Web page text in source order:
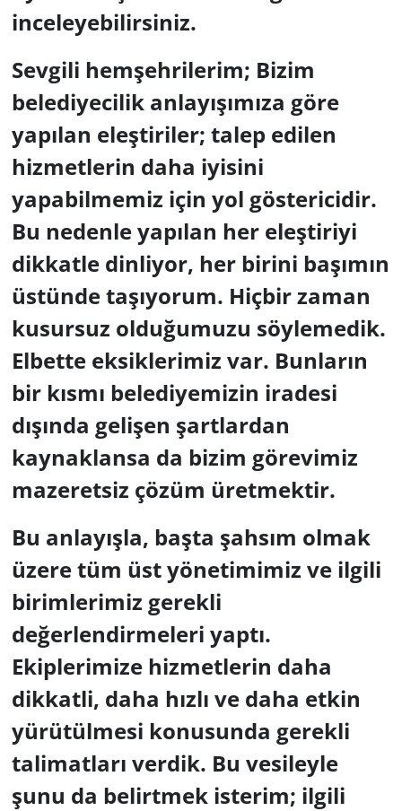
inceleyebilirsiniz.
Sevgili hemşehrilerim; Bizim
belediyecilik anlayışımıza göre
yapılan eleştiriler; talep edilen
hizmetlerin daha iyisini
yapabilmemiz için yol göstericidir.
Bu nedenle yapılan her eleştiriyi
dikkatle dinliyor, her birini başımın
üstünde taşıyorum. Hiçbir zaman
kusursuz olduğumuzu söylemedik.
Elbette eksiklerimiz var. Bunların
bir kısmı belediyemizin iradesi
dışında gelişen şartlardan
kaynaklansa da bizim görevimiz
mazeretsiz çözüm üretmektir.
Bu anlayışla, başta şahsım olmak
üzere tüm üst yönetimimiz ve ilgili
birimlerimiz gerekli
değerlendirmeleri yaptı.
Ekiplerimize hizmetlerin daha
dikkatli, daha hızlı ve daha etkin
yürütülmesi konusunda gerekli
talimatları verdik. Bu vesileyle
şunu da belirtmek isterim; ilgili